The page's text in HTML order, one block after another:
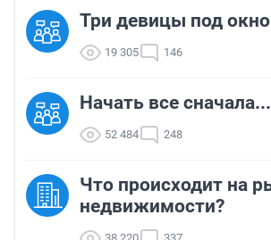
Три девицы под
19 305 146
Начать все сначала...
52 484 248
Что происходит на
недвижимости?